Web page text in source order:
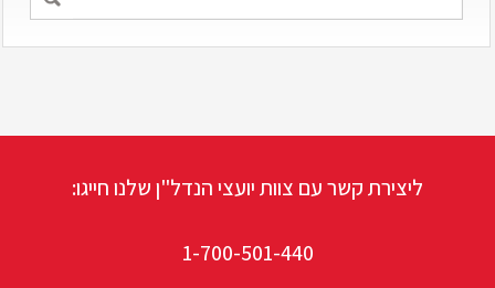
ליצירת קשר עם צוות יועצי הנדל"ן שלנו חייגו:
1-700-501-440